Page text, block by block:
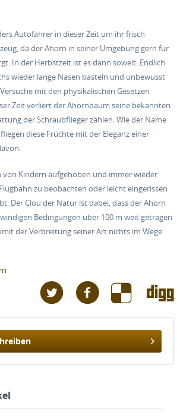
Autofahrer in dieser Zeit um ihr frisch
da der Ahorn in seiner Umgebung gern für
In der Herbstzeit ist es dann soweit. Endlich
wieder lange Nasen basteln und unbewusst
mit den physikalischen Gesetzen
Zeit verliert der Ahornbaum seine bekannten
der Schraubflieger zählen. Wie der Name
diese Früchte mit der Eleganz einer
von Kindern aufgehoben und immer wieder
zu beobachten oder leicht eingerissen
Der Clou der Natur ist dabei, dass der Ahorn
Bedingungen über 100 m weit getragen
der Verbreitung seiner Art nichts im Wege